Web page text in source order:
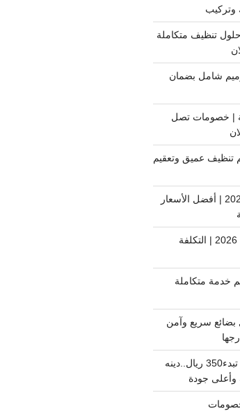
وتركيب
بـ35%خصم حلول تنظيف متكاملة
الرياض خصم 40% ترميم شامل بضمان
| خصومات تصل
بـ 40%خصم تنظيف عميق وتعقيم
ارخص شركة تنظيف في الرياض 2026 | أفضل الأسعار
اسعار شركات التنظيف في الرياض 2026 | التكلفة
الملز بـ35%خصم خدمة متكاملة
لنقل بضائع سريع وآمن
دينا نقل عفش حي العزيزية..اسعار تبدء350 ريال..دينه
وأعلى جودة